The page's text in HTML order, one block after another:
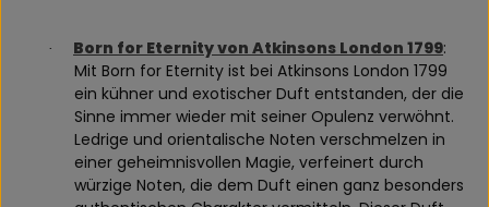
· Born for Eternity von Atkinsons London 1799:
Mit Born for Eternity ist bei Atkinsons London 1799
ein kühner und exotischer Duft entstanden, der die
Sinne immer wieder mit seiner Opulenz verwöhnt.
Ledrige und orientalische Noten verschmelzen in
einer geheimnisvollen Magie, verfeinert durch
würzige Noten, die dem Duft einen ganz besonders